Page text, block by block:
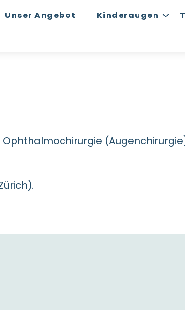
Unser Angebot Kinderaugen